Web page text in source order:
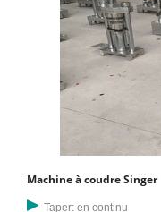
Machine à coudre Singer
Taper: en continu